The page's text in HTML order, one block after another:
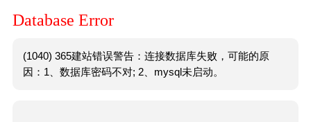
Database Error
(1040) 365建站错误警告：连接数据库失败，可能的原
因：1、数据库密码不对; 2、mysql未启动。